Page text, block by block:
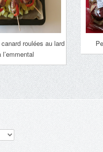
roulées au lard
l’emmental